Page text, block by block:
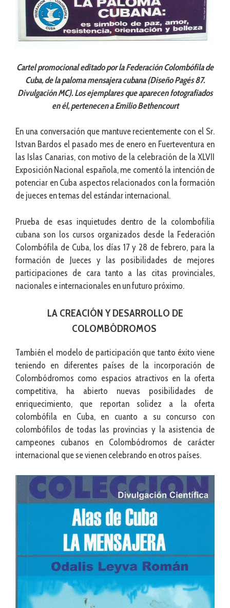
Cartel promocional editado por la Federación Colombófila de
Cuba, de la paloma mensajera cubana (Diseño Pagés 87.
Divulgación MC). Los ejemplares que aparecen fotografiados
en él, pertenecen a Emilio Bethencourt
En una conversación que mantuve recientemente con el Sr.
Istvan Bardos el pasado mes de enero en Fuerteventura en
las Islas Canarias, con motivo de la celebración de la XLVII
Exposición Nacional española, me comentó la intención de
potenciar en Cuba aspectos relacionados con la formación
de jueces en temas del estándar internacional.
Prueba de esas inquietudes dentro de la colombofilia
cubana son los cursos organizados desde la Federación
Colombófila de Cuba, los días 17 y 28 de febrero, para la
formación de Jueces y las posibilidades de mejores
participaciones de cara tanto a las citas provinciales,
nacionales e internacionales en un futuro próximo.
LA CREACIÓN Y DESARROLLO DE
COLOMBÓDROMOS
También el modelo de participación que tanto éxito viene
teniendo en diferentes países de la incorporación de
Colombódromos como espacios atractivos en la oferta
competitiva, ha abierto nuevas posibilidades de
enriquecimiento, que reportan solidez a la oferta
colombófila en Cuba, en cuanto a su concurso con
colombófilos de todas las provincias y la asistencia de
campeones cubanos en Colombódromos de carácter
internacional que se vienen celebrando en otros países.